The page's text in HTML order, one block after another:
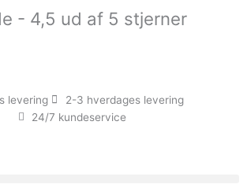
- 4,5 ud af 5 stjerner
levering
2-3 hverdages levering
24/7 kundeservice